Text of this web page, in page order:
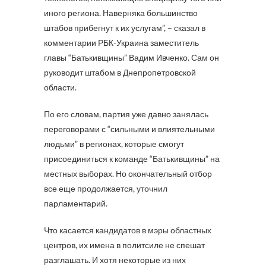
иного региона. Наверняка большинство
штабов прибегнут к их услугам”, – сказал в
комментарии РБК-Украина заместитель
главы “Батькивщины” Вадим Ивченко. Сам он
руководит штабом в Днепропетровской
области.
По его словам, партия уже давно занялась
переговорами с “сильными и влиятельными
людьми” в регионах, которые смогут
присоединиться к команде “Батькивщины” на
местных выборах. Но окончательный отбор
все еще продолжается, уточнил
парламентарий.
Что касается кандидатов в мэры областных
центров, их имена в политсиле не спешат
разглашать. И хотя некоторые из них